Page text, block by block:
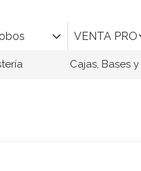
VENTA PRO
Cajas, Bases